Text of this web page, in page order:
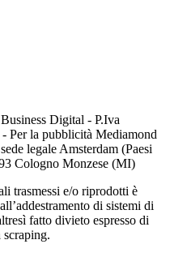
Digital - P.Iva
Per la pubblicità Mediamond
legale Amsterdam (Paesi
Cologno Monzese (MI)
trasmessi e/o riprodotti è
di sistemi di
fatto divieto espresso di